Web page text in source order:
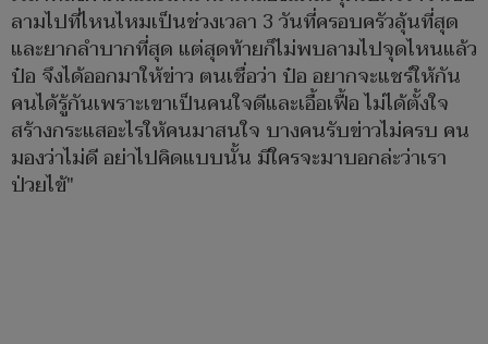
ลามไปที่ไหนไหมเป็นช่วงเวลา 3 วันที่ครอบครัวลุ้นที่สุด
และยากลำบากที่สุด แต่สุดท้ายก็ไม่พบลามไปจุดไหนแล้ว
ป๋อ จึงได้ออกมาให้ข่าว ตนเชื่อว่า ป๋อ อยากจะแชร์ให้กัน
คนได้รู้กันเพราะเขาเป็นคนใจดีและเอื้อเฟื้อ ไม่ได้ตั้งใจ
สร้างกระแสอะไรให้คนมาสนใจ บางคนรับข่าวไม่ครบ คน
มองว่าไม่ดี อย่าไปคิดแบบนั้น มีใครจะมาบอกล่ะว่าเรา
ป่วยไข้"